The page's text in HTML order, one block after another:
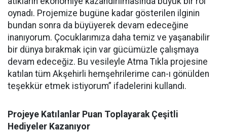
oynadı. Projemize bugüne kadar gösterilen ilginin
bundan sonra da büyüyerek devam edeceğine
inanıyorum. Çocuklarımıza daha temiz ve yaşanabilir
bir dünya bırakmak için var gücümüzle çalışmaya
devam edeceğiz. Bu vesileyle Atma Tıkla projesine
katılan tüm Akşehirli hemşehrilerime can-ı gönülden
teşekkür etmek istiyorum” ifadelerini kullandı.
Projeye Katılanlar Puan Toplayarak Çeşitli
Hediyeler Kazanıyor